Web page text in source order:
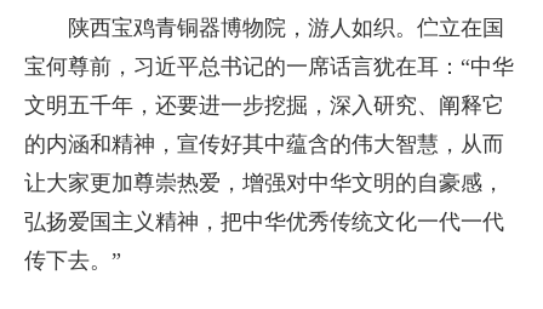
陕西宝鸡青铜器博物院，游人如织。伫立在国
宝何尊前，习近平总书记的一席话言犹在耳：“中华
文明五千年，还要进一步挖掘，深入研究、阐释它
的内涵和精神，宣传好其中蕴含的伟大智慧，从而
让大家更加尊崇热爱，增强对中华文明的自豪感，
弘扬爱国主义精神，把中华优秀传统文化一代一代
传下去。”